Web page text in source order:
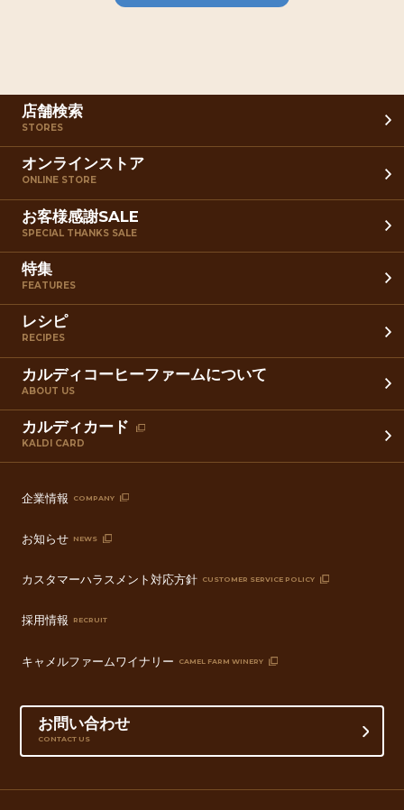
店舗検索
STORES
オンラインストア
ONLINE STORE
お客様感謝SALE
SPECIAL THANKS SALE
特集
FEATURES
レシピ
RECIPES
カルディコーヒーファームについて
ABOUT US
カルディカード
KALDI CARD
企業情報 COMPANY
お知らせ NEWS
カスタマーハラスメント対応方針 CUSTOMER SERVICE POLICY
採用情報 RECRUIT
キャメルファームワイナリー CAMEL FARM WINERY
お問い合わせ
CONTACT US